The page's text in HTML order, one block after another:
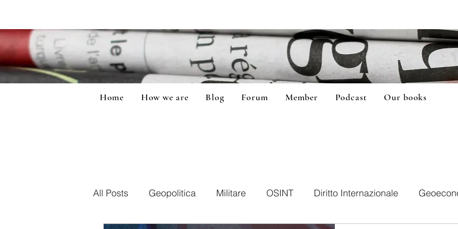
Home How we are Blog Forum Member Podcast Our books
All Posts Geopolitica Militare OSINT Diritto Internazionale